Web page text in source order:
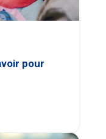
pour